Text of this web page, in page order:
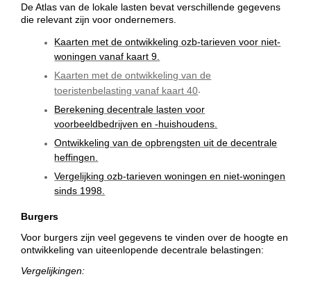
De Atlas van de lokale lasten bevat verschillende gegevens
die relevant zijn voor ondernemers.
Kaarten met de ontwikkeling ozb-tarieven voor niet-
woningen vanaf kaart 9.
Kaarten met de ontwikkeling van de
toeristenbelasting vanaf kaart 40
Berekening decentrale lasten voor
voorbeeldbedrijven en -huishoudens.
Ontwikkeling van de opbrengsten uit de decentrale
heffingen.
Vergelijking ozb-tarieven woningen en niet-woningen
sinds 1998.
Burgers
Voor burgers zijn veel gegevens te vinden over de hoogte en
ontwikkeling van uiteenlopende decentrale belastingen:
Vergelijkingen: